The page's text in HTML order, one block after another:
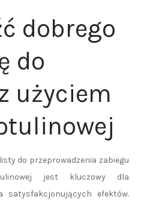
dobrego
do
użyciem
do przeprowadzenia zabiegu
jest kluczowy dla
satysfakcjonujących efektów.